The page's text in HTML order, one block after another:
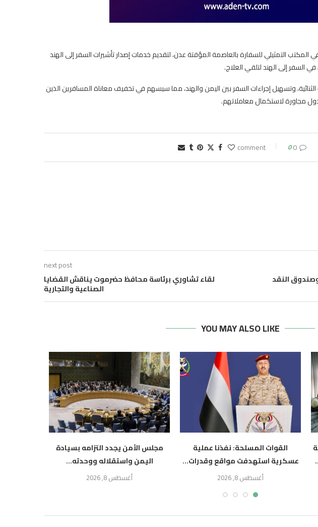
المكتب التمثيلي للسفارة بالعاصمة المؤقتة عدن، لتقديم خدمات إصدار تأشيرات السفر إلى الهند
السفر إلى الهند لتلقي العلاج.
الثنائية، وتسهيل إجراءات السفر بين اليمن والهند، مما سيسهم في تخفيف معاناة المسافرين الذين
مجاورة لاستكمال معاملاتهم.
0 comment
0
النقد
next post
لقاء تشاوري برئاسة محافظ حضرموت يناقش القضايا
الصناعية والتجارية
YOU MAY ALSO LIKE
القوات المسلحة: نفذنا عملية
عسكرية استهدفت مواقع وقدرات...
أغسطس 8, 2026
مجلس الأمن يجدد التزامه بسيادة
اليمن واستقلاله ووحدته...
أغسطس 8, 2026